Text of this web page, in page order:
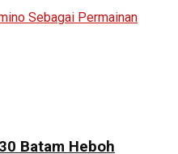
Batam Heboh